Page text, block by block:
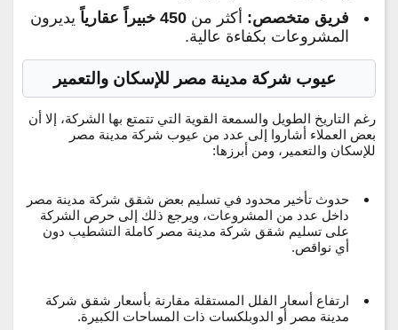
فريق متخصص: أكثر من 450 خبيراً عقارياً
يديرون
المشروعات بكفاءة عالية.
عيوب شركة مدينة مصر للإسكان والتعمير
رغم التاريخ الطويل والسمعة القوية التي تتمتع بها الشركة، إلا أن
بعض العملاء أشاروا إلى عدد من عيوب شركة مدينة مصر
للإسكان والتعمير ، ومن أبرزها:
حدوث تأخير محدود في تسليم بعض شقق شركة مدينة مصر
داخل عدد من المشروعات، ويرجع ذلك إلى حرص الشركة
على تسليم شقق شركة مدينة مصر كاملة التشطيب دون
أي نواقص.
ارتفاع أسعار الفلل المستقلة مقارنة بأسعار شقق شركة
مدينة مصر أو الدوبلكسات ذات المساحات الكبيرة.